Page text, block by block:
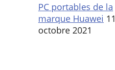
PC portables de la
marque Huawei 11
octobre 2021